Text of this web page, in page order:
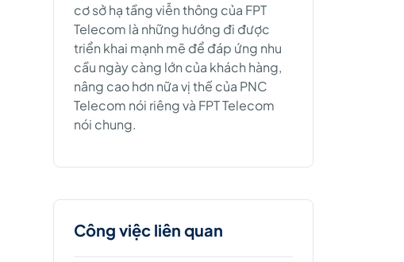
cơ sở hạ tầng viễn thông của FPT
Telecom là những hướng đi được
triển khai mạnh mẽ để đáp ứng nhu
cầu ngày càng lớn của khách hàng,
nâng cao hơn nữa vị thế của PNC
Telecom nói riêng và FPT Telecom
nói chung.
Công việc liên quan